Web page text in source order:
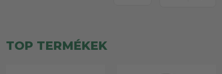
TOP TERMÉKEK